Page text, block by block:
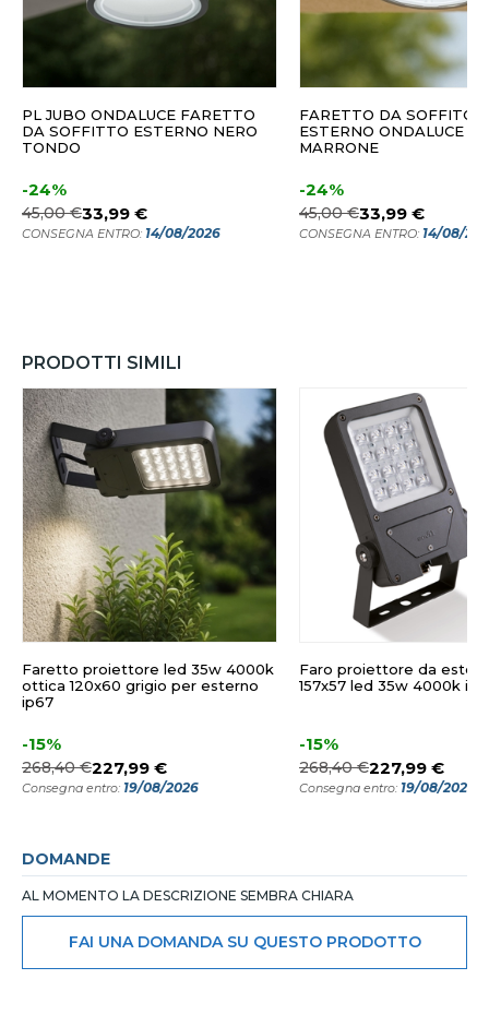
PL JUBO ONDALUCE FARETTO
DA SOFFITTO ESTERNO NERO
TONDO
-24%
45,00 €33,99 €
CONSEGNA ENTRO: 14/08/2026
FARETTO DA SOFFITO
ESTERNO ONDALUCE
MARRONE
-24%
45,00 €33,99 €
CONSEGNA ENTRO: 14/08/
PRODOTTI SIMILI
Faretto proiettore led 35w 4000k
ottica 120x60 grigio per esterno
ip67
-15%
268,40 €227,99 €
Consegna entro: 19/08/2026
Faro proiettore da
157x57 led 35w 4000k
-15%
268,40 €227,99 €
Consegna entro: 19/08/2026
DOMANDE
AL MOMENTO LA DESCRIZIONE SEMBRA CHIARA
FAI UNA DOMANDA SU QUESTO PRODOTTO